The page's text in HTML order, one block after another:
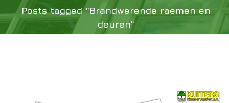
Posts tagged "Brandwerende raemen en
deuren"